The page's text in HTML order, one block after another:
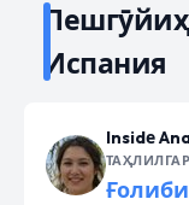
Испания
Insidе